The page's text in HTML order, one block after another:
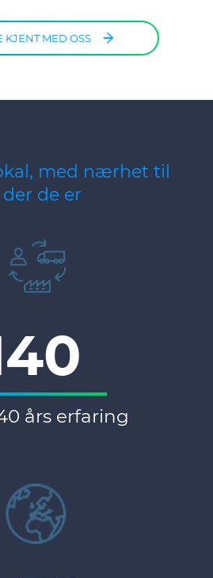
KJENT MED OSS
med nærhet til
de er
års erfaring